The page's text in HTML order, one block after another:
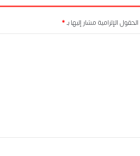
الحقول الإلزامية مشار إليها بـ*